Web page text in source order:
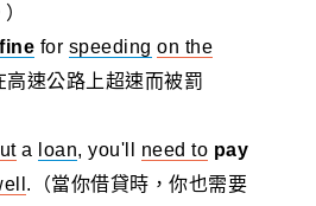
fine for speeding on the
高速公路上超速而被罰
a loan, you'll need to pay
.（當你借貸時，你也需要